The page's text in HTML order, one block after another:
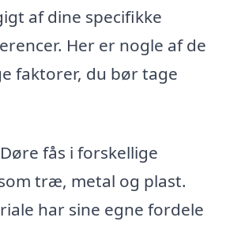
af dine specifikke
Her er nogle af de
faktorer, du bør tage
Døre fås i forskellige
træ, metal og plast.
har sine egne fordele